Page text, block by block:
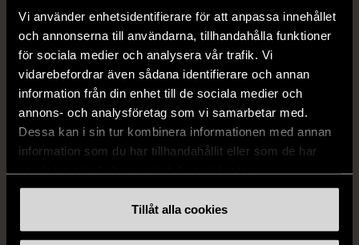
Vi använder enhetsidentifierare för att anpassa innehållet
och annonserna till användarna, tillhandahålla funktioner
för sociala medier och analysera vår trafik. Vi
vidarebefordrar även sådana identifierare och annan
information från din enhet till de sociala medier och
annons- och analysföretag som vi samarbetar med.
Dessa kan i sin tur kombinera informationen med annan
information som du har tillhandahållit eller som de har
Tillåt alla cookies
890 kr 890 kr
Remake - tunn rock i
linne
Remake - tunn rock i
linne